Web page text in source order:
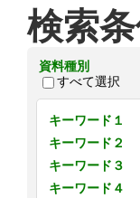
検索
資料種別
すべて選択
キーワード１
キーワード２
キーワード３
キーワード４